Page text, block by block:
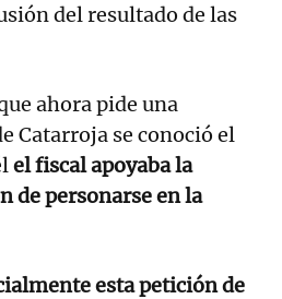
del resultado de las
ahora pide una
Catarroja se conoció el
el fiscal apoyaba la
de personarse en la
esta petición de